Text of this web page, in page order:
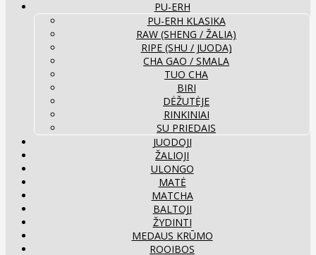
PU-ERH
PU-ERH KLASIKA
RAW (SHENG / ŽALIA)
RIPE (SHU / JUODA)
CHA GAO / SMALA
TUO CHA
BIRI
DĖŽUTĖJE
RINKINIAI
SU PRIEDAIS
JUODOJI
ŽALIOJI
ULONGO
MATĖ
MATCHA
BALTOJI
ŽYDINTI
MEDAUS KRŪMO
ROOIBOS